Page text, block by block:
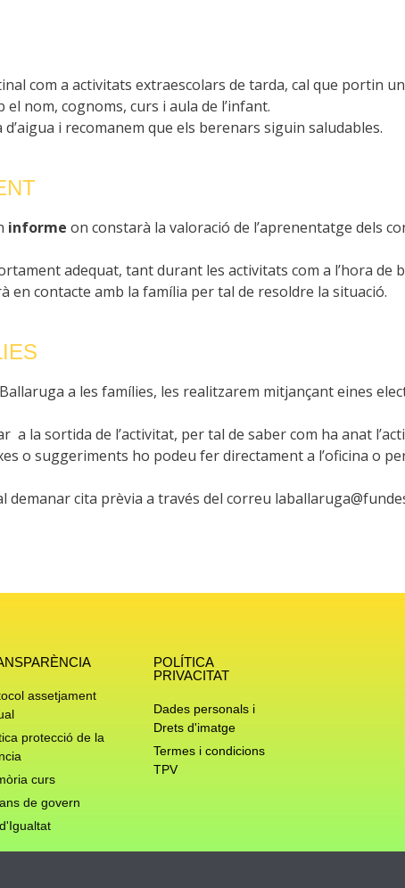
com a activitats extraescolars de tarda, cal que portin
nom, cognoms, curs i aula de l’infant.
i recomanem que els berenars siguin saludables.
informe on constarà la valoració de l’aprenentatge dels
adequat, tant durant les activitats com a l’hora de
en contacte amb la família per tal de resoldre la situació.
a les famílies, les realitzarem mitjançant eines
la sortida de l’activitat, per tal de saber com ha anat
o suggeriments ho podeu fer directament a l’oficina o
demanar cita prèvia a través del correu
assetjament
protecció de la
curs
de govern
POLÍTICA
PRIVACITAT
Dades personals i
Drets d'imatge
Termes i condicions
TPV